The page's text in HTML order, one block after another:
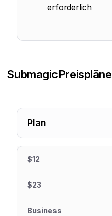
erforderlich
SubmagicPreispläne
Plan
$12
$23
Business